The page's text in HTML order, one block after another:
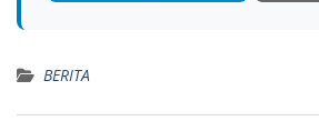
BERITA